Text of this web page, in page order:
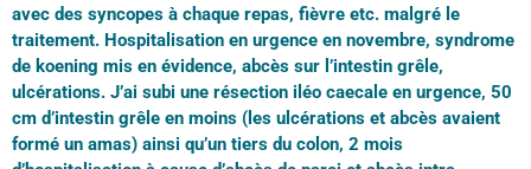
avec des syncopes à chaque repas, fièvre etc. malgré le
traitement. Hospitalisation en urgence en novembre, syndrome
de koening mis en évidence, abcès sur l’intestin grêle,
ulcérations. J’ai subi une résection iléo caecale en urgence, 50
cm d’intestin grêle en moins (les ulcérations et abcès avaient
formé un amas) ainsi qu’un tiers du colon, 2 mois